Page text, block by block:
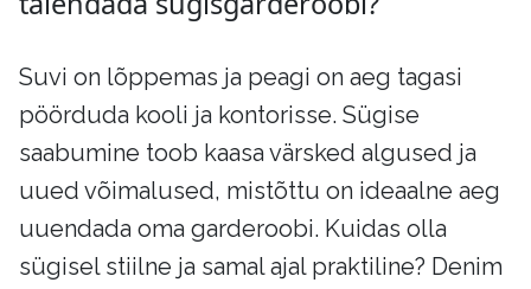
Suvi on lõppemas ja peagi on aeg tagasi
pöörduda kooli ja kontorisse. Sügise
saabumine toob kaasa värsked algused ja
uued võimalused, mistõttu on ideaalne aeg
uuendada oma garderoobi. Kuidas olla
sügisel stiilne ja samal ajal praktiline? Denim